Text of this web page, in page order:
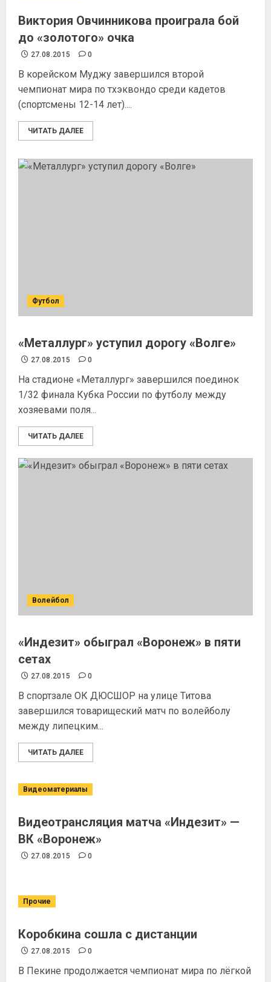
Виктория Овчинникова проиграла бой
до «золотого» очка
27.08.2015 0
В корейском Муджу завершился второй
чемпионат мира по тхэквондо среди кадетов
(спортсмены 12-14 лет)....
ЧИТАТЬ ДАЛЕЕ
Футбол
«Металлург» уступил дорогу «Волге»
27.08.2015 0
На стадионе «Металлург» завершился поединок
1/32 финала Кубка России по футболу между
хозяевами поля...
ЧИТАТЬ ДАЛЕЕ
Волейбол
«Индезит» обыграл «Воронеж» в пяти
сетах
27.08.2015 0
В спортзале ОК ДЮСШОР на улице Титова
завершился товарищеский матч по волейболу
между липецким...
ЧИТАТЬ ДАЛЕЕ
Видеоматериалы
Видеотрансляция матча «Индезит» —
ВК «Воронеж»
27.08.2015 0
Прочие
Коробкина сошла с дистанции
27.08.2015 0
В Пекине продолжается чемпионат мира по лёгкой